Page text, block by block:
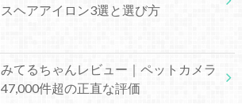
スヘアアイロン3選と選び方
みてるちゃんレビュー｜ペットカメラ
47,000件超の正直な評価